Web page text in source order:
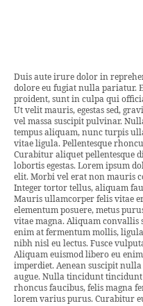
Duis aute irure dolor in
dolore eu fugiat nulla pariatur.
proident, sunt in culpa qui
Ut velit mauris, egestas sed,
vel massa suscipit pulvinar.
tempus aliquam, nunc turpis
vitae ligula. Pellentesque
Curabitur aliquet pellentesque
lobortis egestas. Lorem ipsum
elit. Morbi vel erat non mauris
Integer tortor tellus, aliquam
Mauris ullamcorper felis vitae
elementum posuere, metus
vitae magna. Aliquam
enim at fermentum mollis,
nibh nisl eu lectus. Fusce
Aliquam euismod libero eu
imperdiet. Aenean suscipit
augue. Nulla tincidunt
rhoncus faucibus, felis magna
lorem varius purus. Curabitur